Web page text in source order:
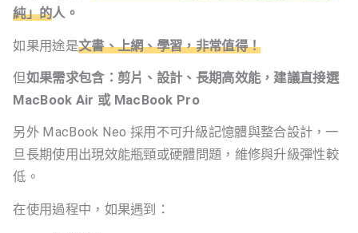
純」的人。
如果用途是文書、上網、學習，非常值得！
但如果需求包含：剪片、設計、長期高效能，建議直接選
MacBook Air 或 MacBook Pro
另外 MacBook Neo 採用不可升級記憶體與整合設計，一
旦長期使用出現效能瓶頸或硬體問題，維修與升級彈性較
低。
在使用過程中，如果遇到：